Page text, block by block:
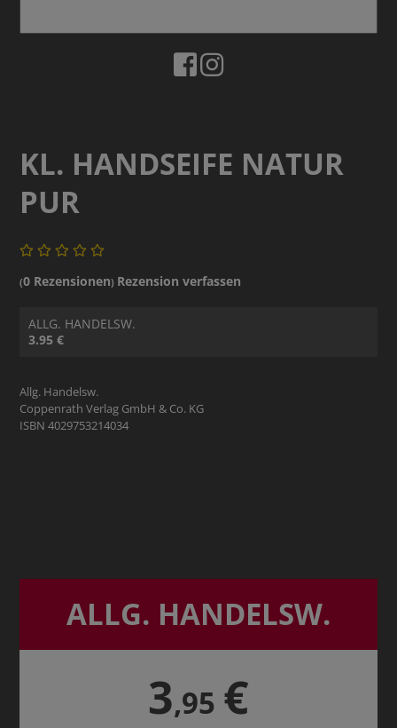
KL. HANDSEIFE NATUR
PUR
(0 Rezensionen) Rezension verfassen
ALLG. HANDELSW.
3.95 €
Allg. Handelsw.
Coppenrath Verlag GmbH & Co. KG
ISBN 4029753214034
ALLG. HANDELSW.
3,95 €